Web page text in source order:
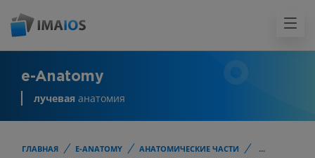
e-Anatomy
лучевая анатомия
ГЛАВНАЯ E-ANATOMY АНАТОМИЧЕСКИЕ ЧАСТИ
...